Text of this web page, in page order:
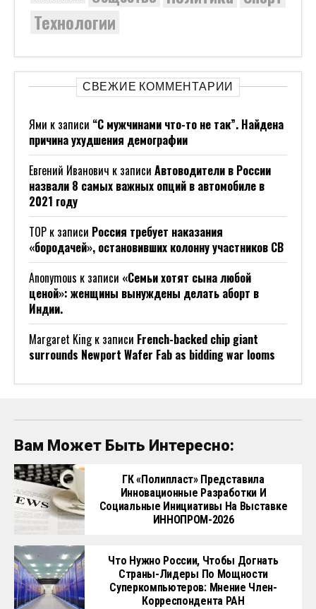
Технологии
СВЕЖИЕ КОММЕНТАРИИ
Ями к записи “С мужчинами что-то не так”. Найдена
причина ухудшения демографии
Евгений Иванович к записи Автоводители в России
назвали 8 самых важных опций в автомобиле в
2021 году
ТОР к записи Россия требует наказания
«бородачей», остановивших колонну участников СВ
Anonymous к записи «Семьи хотят сына любой
ценой»: женщины вынуждены делать аборт в
Индии.
Margaret Kingк записи French-backed chip giant
surrounds Newport Wafer Fab as bidding war looms
Вам Может Быть Интересно:
ГК «Полипласт» Представила
Инновационные Разработки И
Социальные Инициативы На Выставке
ИННОПРОМ-2026
Что Нужно России, Чтобы Догнать
Страны-Лидеры По Мощности
Суперкомпьютеров: Мнение Член-
Корреспондента РАН